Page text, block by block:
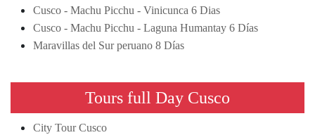
Cusco - Machu Picchu - Vinicunca 6 Dias
Cusco - Machu Picchu - Laguna Humantay 6 Días
Maravillas del Sur peruano 8 Días
Tours full Day Cusco
City Tour Cusco